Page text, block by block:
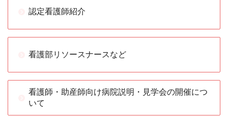
認定看護師紹介
看護部リソースナースなど
看護師・助産師向け病院説明・見学会の開催につ
いて